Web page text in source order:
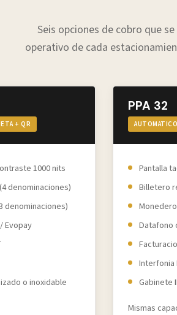
Seis opciones de cobro que
operativo de cada
+ QR
1000 nits
denominaciones)
denominaciones)
Evopay
o inoxidable
PPA 32
Pantalla
Billetero
Datafono
Interfonia
Gabinete
Mismas